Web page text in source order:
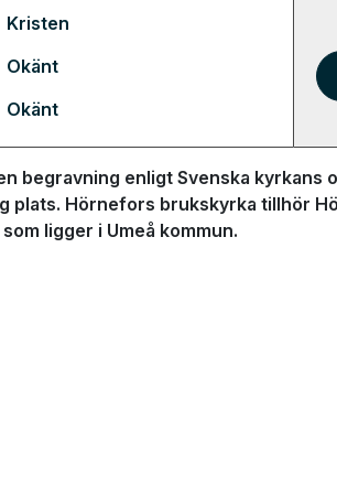
Kristen
Okänt
Okänt
begravning enligt Svenska kyrkans
plats. Hörnefors brukskyrka tillhör
ligger i Umeå kommun.